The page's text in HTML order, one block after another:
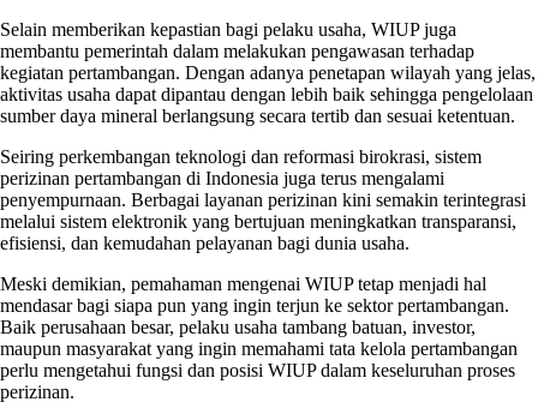
Selain memberikan kepastian bagi pelaku usaha, WIUP juga
membantu pemerintah dalam melakukan pengawasan terhadap
kegiatan pertambangan. Dengan adanya penetapan wilayah yang jelas,
aktivitas usaha dapat dipantau dengan lebih baik sehingga pengelolaan
sumber daya mineral berlangsung secara tertib dan sesuai ketentuan.
Seiring perkembangan teknologi dan reformasi birokrasi, sistem
perizinan pertambangan di Indonesia juga terus mengalami
penyempurnaan. Berbagai layanan perizinan kini semakin terintegrasi
melalui sistem elektronik yang bertujuan meningkatkan transparansi,
efisiensi, dan kemudahan pelayanan bagi dunia usaha.
Meski demikian, pemahaman mengenai WIUP tetap menjadi hal
mendasar bagi siapa pun yang ingin terjun ke sektor pertambangan.
Baik perusahaan besar, pelaku usaha tambang batuan, investor,
maupun masyarakat yang ingin memahami tata kelola pertambangan
perlu mengetahui fungsi dan posisi WIUP dalam keseluruhan proses
perizinan.